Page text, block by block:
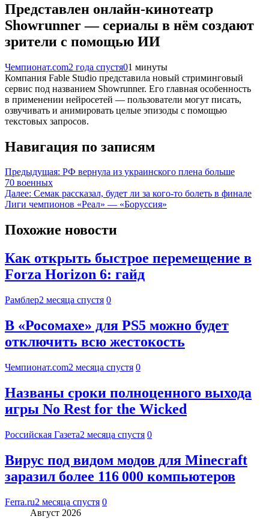
Представлен онлайн-кинотеатр
Showrunner — сериалы в нём создают
зрители с помощью ИИ
Чемпионат.com2 года спустя01 минуты
Компания Fable Studio представила новый стриминговый
сервис под названием Showrunner. Его главная особенность
в применении нейросетей — пользователи могут писать,
озвучивать и анимировать целые эпизоды с помощью
текстовых запросов.
Навигация по записям
Предыдущая: РФ вернула из украинского плена больше
70 военных
Далее: Семак рассказал, будет ли за кого-то болеть в финале
Лиги чемпионов «Реал» — «Боруссия»
Похожие новости
Как открыть быстрое перемещение в
Forza Horizon 6: гайд
Рамблер2 месяца спустя 0
В «Росомахе» для PS5 можно будет
отключить всю жестокость
Чемпионат.com2 месяца спустя 0
Названы сроки полноценного выхода
игры No Rest for the Wicked
Российская Газета2 месяца спустя 0
Вирус под видом модов для Minecraft
заразил более 116 000 компьютеров
Ferra.ru2 месяца спустя 0
Август 2026